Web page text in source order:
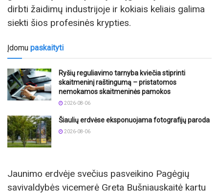
dirbti žaidimų industrijoje ir kokiais keliais galima
siekti šios profesinės krypties.
Įdomu paskaityti
Ryšių reguliavimo tarnyba kviečia stiprinti
skaitmeninį raštingumą – pristatomos
nemokamos skaitmeninės pamokos
2026-08-06
Šiaulių erdvėse eksponuojama fotografijų paroda
2026-08-06
Jaunimo erdvėje svečius pasveikino Pagėgių
savivaldybės vicemerė Greta Bušniauskaitė kartu